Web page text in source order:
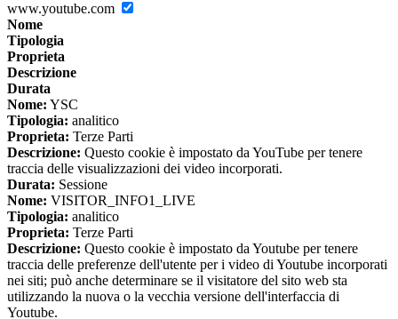
www.youtube.com
Nome
Tipologia
Proprieta
Descrizione
Durata
Nome: YSC
Tipologia: analitico
Proprieta: Terze Parti
Descrizione: Questo cookie è impostato da YouTube per tenere
traccia delle visualizzazioni dei video incorporati.
Durata: Sessione
Nome: VISITOR_INFO1_LIVE
Tipologia: analitico
Proprieta: Terze Parti
Descrizione: Questo cookie è impostato da Youtube per tenere
traccia delle preferenze dell'utente per i video di Youtube incorporati
nei siti; può anche determinare se il visitatore del sito web sta
utilizzando la nuova o la vecchia versione dell'interfaccia di
Youtube.